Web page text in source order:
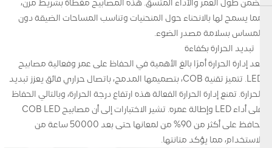
يضمن طول العمر والأداء المتسق. هذه المصابيح مغطاة بشريط مرن،
مما يسمح لها بالانحناء حول المنحنيات وتناسب المساحات الضيقة دون
المساس بسلامة مصدر الضوء.
تبديد الحرارة بكفاءة
تعد إدارة الحرارة أمرًا بالغ الأهمية في الحفاظ على عمر وفعالية مصابيح
LED. تتميز تقنية COB، بتصميمها المدمج، باتصال حراري فائق يعزز تبديد
الحرارة. تمنع إدارة الحرارة الفعالة هذه ارتفاع درجة الحرارة، وبالتالي الحفاظ
على أداء LED وإطالة عمره. تشير الاختبارات إلى أن مصابيح COB LED
تحافظ على أكثر من 90% من لمعانها حتى بعد 50000 ساعة من
الاستخدام، مما يؤكد متانتها.